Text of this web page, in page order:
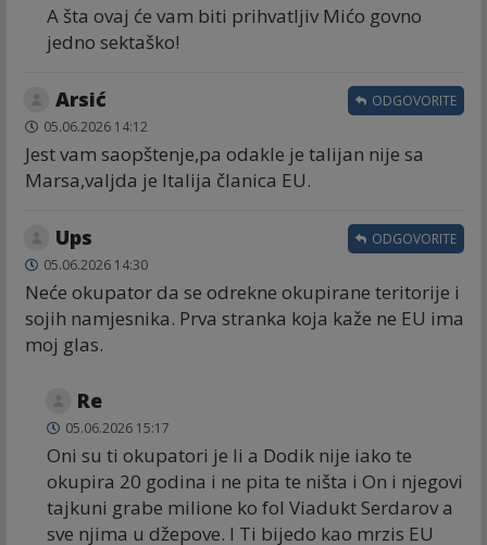
A šta ovaj će vam biti prihvatljiv Mićo govno
jedno sektaško!
Arsić
05.06.2026 14:12
Jest vam saopštenje,pa odakle je talijan nije sa
Marsa,valjda je Italija članica EU.
ODGOVORITE
Ups
05.06.2026 14:30
Neće okupator da se odrekne okupirane teritorije i
sojih namjesnika. Prva stranka koja kaže ne EU ima
moj glas.
ODGOVORITE
Re
05.06.2026 15:17
Oni su ti okupatori je li a Dodik nije iako te
okupira 20 godina i ne pita te ništa i On i njegovi
tajkuni grabe milione ko fol Viadukt Serdarov a
sve njima u džepove. I Ti bijedo kao mrzis EU